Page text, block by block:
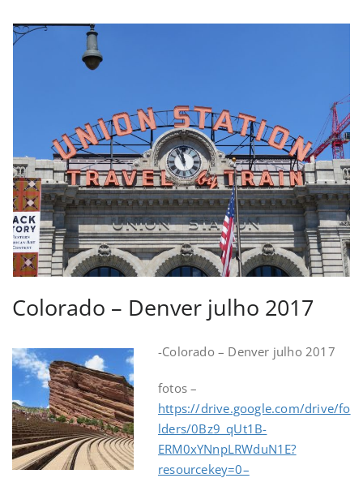
Colorado – Denver julho 2017
-Colorado – Denver julho 2017
fotos –
https://drive.google.com/drive/fo
lders/0Bz9_qUt1B-
ERM0xYNnpLRWduN1E?
resourcekey=0–